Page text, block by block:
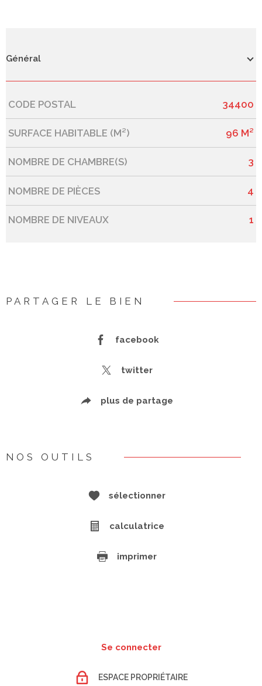
Général
Caractérisque Valeurs
CODE POSTAL 34400
SURFACE HABITABLE (M²) 96 M²
NOMBRE DE CHAMBRE(S) 3
NOMBRE DE PIÈCES 4
NOMBRE DE NIVEAUX 1
PARTAGER LE BIEN
facebook
twitter
plus de partage
NOS OUTILS
sélectionner
calculatrice
imprimer
Se connecter
ESPACE PROPRIÉTAIRE